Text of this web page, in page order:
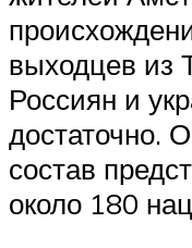
выходцев из
Россиян и
достаточно.
состав
около 180